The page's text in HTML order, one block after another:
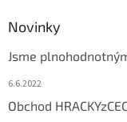
Novinky
Jsme
6.6.2022
Obchod